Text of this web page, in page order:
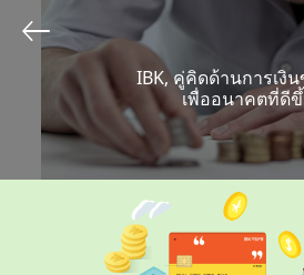
IBK, คู่คิดด้านการเงิ
เพื่ออนาคตที่ดี